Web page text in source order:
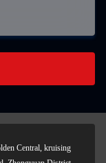
Central, kruising